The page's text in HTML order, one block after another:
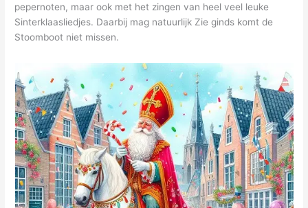
pepernoten, maar ook met het zingen van heel veel leuke
Sinterklaasliedjes. Daarbij mag natuurlijk Zie ginds komt de
Stoomboot niet missen.